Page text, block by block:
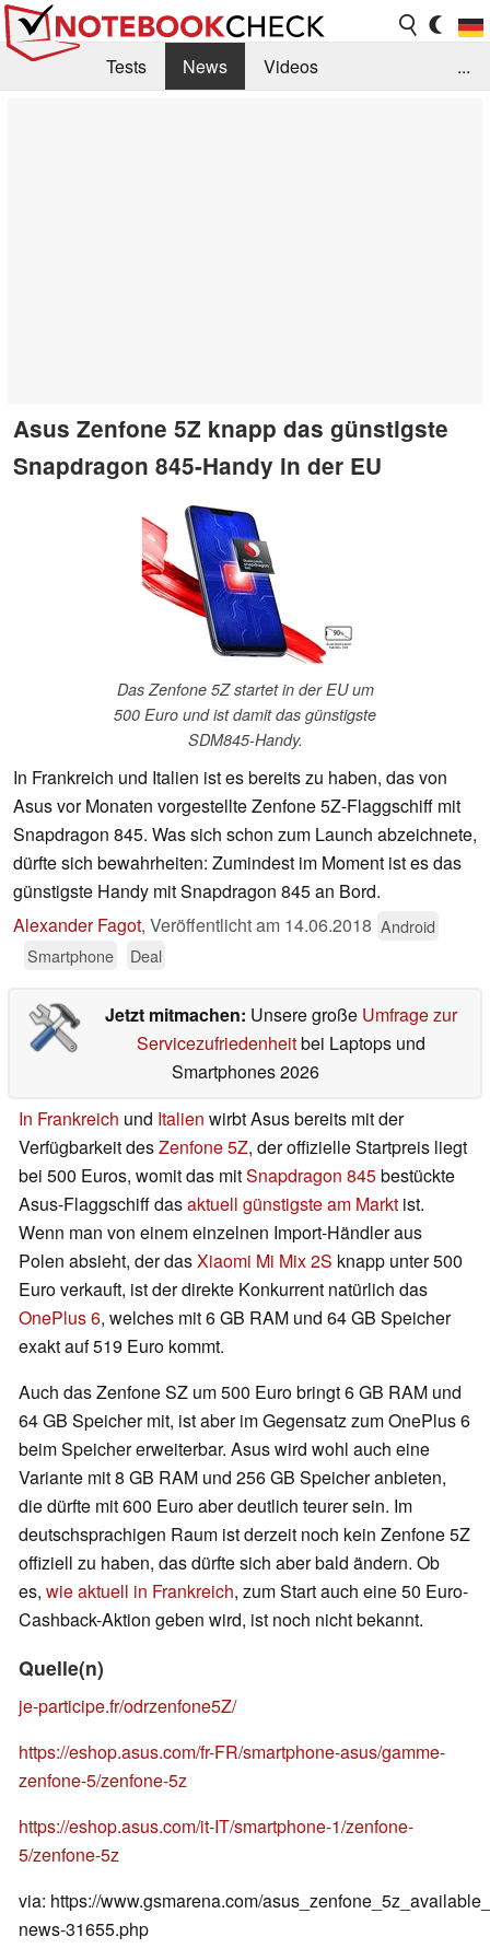
Tests News
Videos
...
Asus Zenfone 5Z knapp das günstigste
Snapdragon 845-Handy in der EU
Das Zenfone 5Z startet in der EU um
500 Euro und ist damit das günstigste
SDM845-Handy.
In Frankreich und Italien ist es bereits zu haben, das von
Asus vor Monaten vorgestellte Zenfone 5Z-Flaggschiff mit
Snapdragon 845. Was sich schon zum Launch abzeichnete,
dürfte sich bewahrheiten: Zumindest im Moment ist es das
günstigste Handy mit Snapdragon 845 an Bord.
Alexander Fagot, Veröffentlicht am 14.06.2018 Android
Smartphone
Deal
Jetzt mitmachen: Unsere große Umfrage zur
Servicezufriedenheitbei Laptops und
Smartphones 2026
In Frankreich und Italien wirbt Asus bereits mit der
Verfügbarkeit desZenfone 5Z, der offizielle Startpreis liegt
bei 500 Euros, womit das mitSnapdragon 845bestückte
Asus-Flaggschiff dasaktuell günstigste am Markt ist.
Wenn man von einem einzelnen Import-Händler aus
Polen absieht, der dasXiaomi Mi Mix 2S knapp unter 500
Euro verkauft, ist der direkte Konkurrent natürlich das
OnePlus 6, welches mit 6 GB RAM und 64 GB Speicher
exakt auf 519 Euro kommt.
Auch das Zenfone SZ um 500 Euro bringt 6 GB RAM und
64 GB Speicher mit, ist aber im Gegensatz zum OnePlus 6
beim Speicher erweiterbar. Asus wird wohl auch eine
Variante mit 8 GB RAM und 256 GB Speicher anbieten,
die dürfte mit 600 Euro aber deutlich teurer sein. Im
deutschsprachigen Raum ist derzeit noch kein Zenfone 5Z
offiziell zu haben, das dürfte sich aber bald ändern. Ob
es, wie aktuell in Frankreich, zum Start auch eine 50 Euro-
Cashback-Aktion geben wird, ist noch nicht bekannt.
Quelle(n)
je-participe.fr/odrzenfone5Z/
https://eshop.asus.com/fr-FR/smartphone-asus/gamme-
zenfone-5/zenfone-5z
https://eshop.asus.com/it-IT/smartphone-1/zenfone-
5/zenfone-5z
via: https://www.gsmarena.com/
news-31655.php